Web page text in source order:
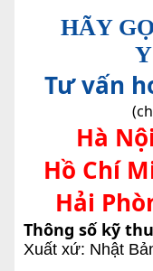
HÃY
Tư vấn
Hà
Hồ Chí
Hải
Thông số kỹ
Xuất xứ: Nhật